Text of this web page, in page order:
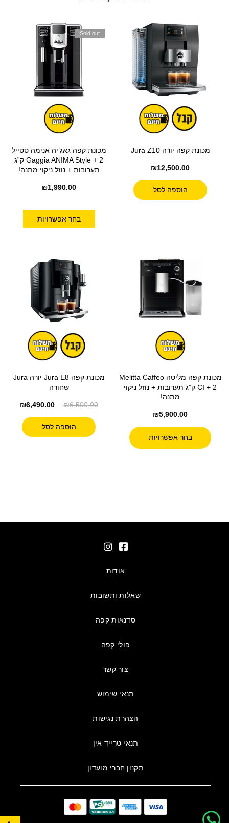
מכונת קפה יורה Jura Z10
₪12,500.00
הוספה לסל
Sold out
מכונת קפה גאג’יה אנימה סטייל
Gaggia ANIMA Style + 2 ק”ג
תערובות + נוזל ניקוי מתנה!
₪1,990.00
בחר אפשרויות
מכונת קפה מליטה Melitta Caffeo
CI + 2 ק”ג תערובות + נוזל ניקוי
מתנה!
₪5,900.00
בחר אפשרויות
מכונת קפה Jura E8 יורה Jura
שחורה
₪6,500.00
₪6,490.00
הוספה לסל
אודות
שאלות ותשובות
סדנאות קפה
פולי קפה
צור קשר
תנאי שימוש
הצהרת נגישות
תנאי טרייד אין
תקנון חברי מועדון